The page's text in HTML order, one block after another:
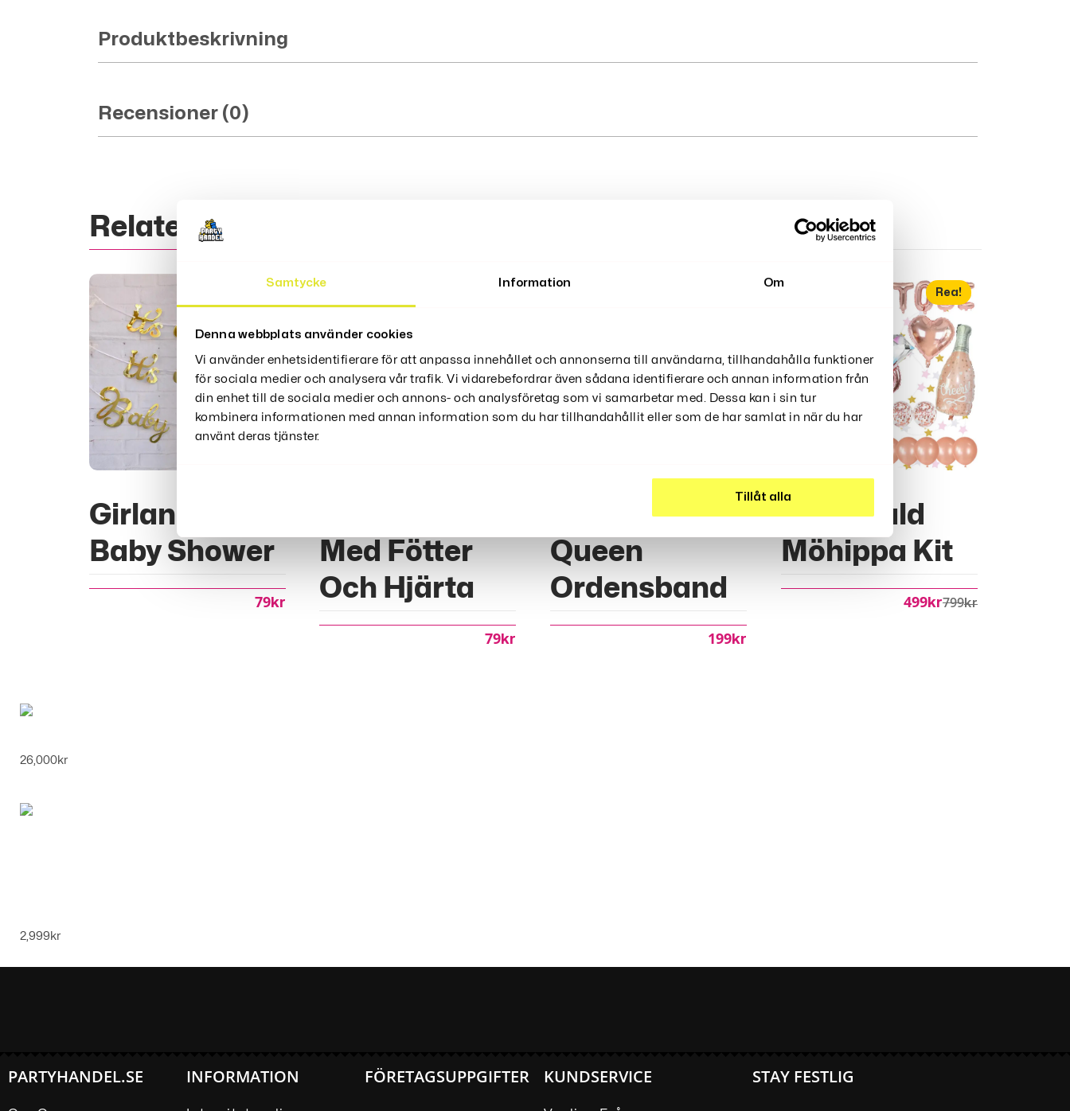
Samtycke Information Om
Denna webbplats använder cookies
Vi använder enhetsidentifierare för att anpassa innehållet och annonserna till användarna, tillhandahålla funktioner
för sociala medier och analysera vår trafik. Vi vidarebefordrar även sådana identifierare och annan information från
din enhet till de sociala medier och annons- och analysföretag som vi samarbetar med. Dessa kan i sin tur
kombinera informationen med annan information som du har tillhandahållit eller som de har samlat in när du har
använt deras tjänster.
Tillåt alla
Produktbeskrivning
Recensioner (0)
Relaterade Produkter
Girlanger
Baby Shower
79Kr
Med Fötter
Och Hjärta
79Kr
Birthday
Queen
Ordensband
199Kr
Rea!
Rose Guld
Möhippa Kit
799Kr
499Kr
26,000kr
2,999 kr
PARTYHANDEL.SE INFORMATION FÖRETAGSUPPGIFTER KUNDSERVICE STAY FESTLIG